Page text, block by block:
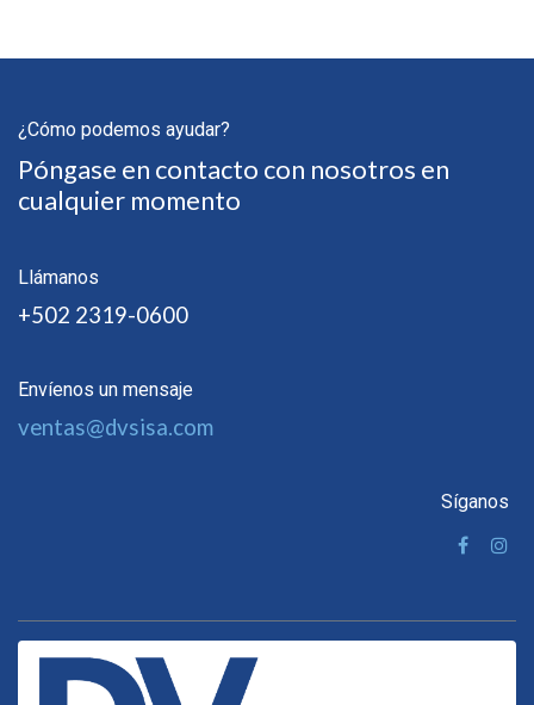
¿Cómo podemos ayudar?
Póngase en contacto con nosotros en
cualquier momento
Llámanos
+502 2319-0600
Envíenos un mensaje
ventas@dvsisa.com
Síganos